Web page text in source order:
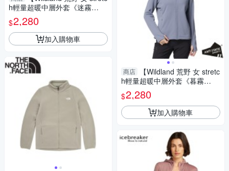
h輕量超暖中層外套《迷霧
綠》】0B32609/機能外套/保暖
外套
$2,280
加入購物車
商店
【Wildland 荒野 女 stretc
h輕量超暖中層外套《暮霧
藍》】0B32609/機能外套/保暖
外套
$2,280
加入購物車